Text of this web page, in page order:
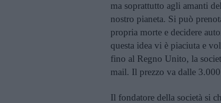
ma soprattutto agli amanti
nostro pianeta. Si può
propria morte e decidere
questa idea vi è piaciuta e
fino al Regno Unito, la
mail. Il prezzo va dalle
Il fondatore della società si